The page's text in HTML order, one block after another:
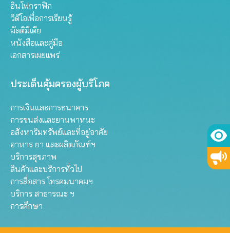
อินโฟกราฟิก
วิดีโอเพื่อการเรียนรู้
มัลติมีเดีย
หนังสือและคู่มือ
เอกสารเผยแพร่
ประเด็นคุ้มครองผู้บริโภค
การเงินและการธนาคาร
การขนส่งและยานพาหนะ
อสังหาริมทรัพย์และที่อยู่อาศัย
อาหาร ยา และผลิตภัณฑ์ฯ
บริการสุขภาพ
สินค้าและบริการทั่วไป
การสื่อสาร โทรคมนาคมฯ
บริการ สาธารณะ ฯ
การศึกษา